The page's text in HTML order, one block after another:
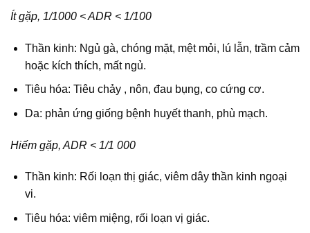
Ít gặp, 1/1000 < ADR < 1/100
Thần kinh: Ngủ gà, chóng mặt, mệt mỏi, lú lẫn, trầm cảm
hoặc kích thích, mất ngủ.
Tiêu hóa: Tiêu chảy , nôn, đau bụng, co cứng cơ.
Da: phản ứng giống bệnh huyết thanh, phù mạch.
Hiếm gặp, ADR < 1/1 000
Thần kinh: Rối loạn thị giác, viêm dây thần kinh ngoại
vi.
Tiêu hóa: viêm miệng, rối loạn vị giác.